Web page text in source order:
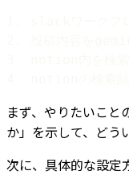
まず、やりたいこと
か」を示して、どう
次に、具体的な設定